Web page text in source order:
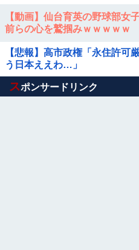
【動画】仙台育英の野球部女
前らの心を鷲掴みｗｗｗｗｗ
【悲報】高市政権「永住許可
う日本ええわ…」
Powered by livedoor 相互RSS
スポンサードリンク